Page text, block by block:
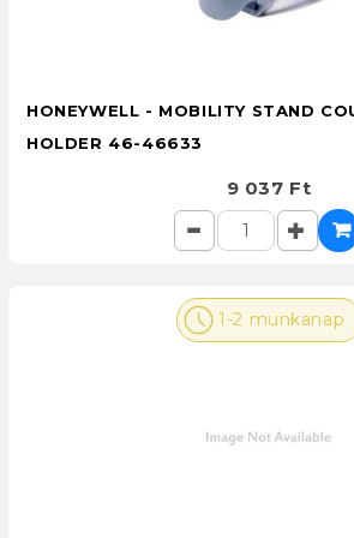
HONEYWELL - MOBILITY STAND
HOLDER 46-46633
9 037 Ft
1-2 munkanap